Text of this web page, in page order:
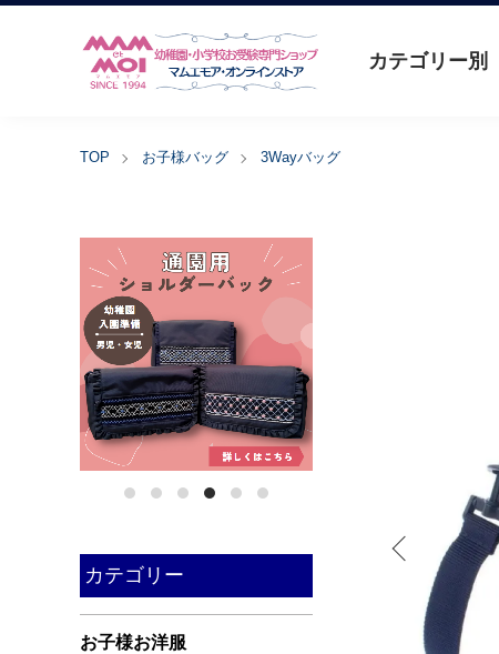
カテゴリー別
TOP お子様バッグ 3Wayバッグ
カテゴリー
お子様お洋服